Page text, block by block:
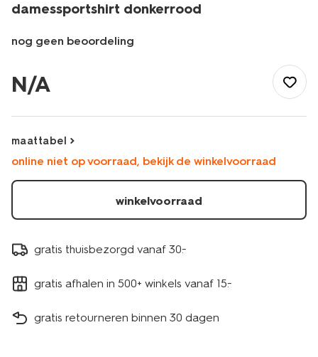
damessportshirt donkerrood
nog geen beoordeling
-
donkerrood-
N/A
maattabel
online niet op voorraad, bekijk de winkelvoorraad
winkelvoorraad
gratis thuisbezorgd vanaf 30.-
gratis afhalen in 500+ winkels vanaf 15.-
gratis retourneren binnen 30 dagen